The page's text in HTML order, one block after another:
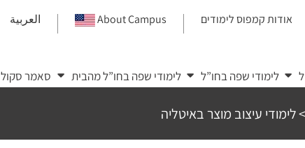
العربية About Campus אודות קמפוס לימודים
לימודי שפה בחו”ל לימודי שפה בחו”ל מהבית סאמר סקול
>לימודי עיצוב מוצר באיטליה